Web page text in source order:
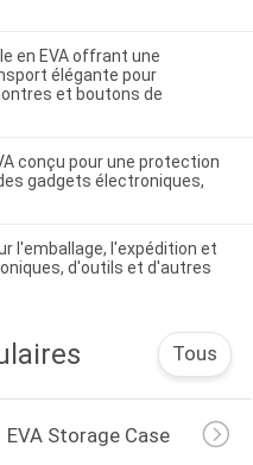
en EVA offrant une
élégante pour
et boutons de
conçu pour une protection
gadgets électroniques,
l'emballage, l'expédition et
d'outils et d'autres
Tous
EVA Storage Case